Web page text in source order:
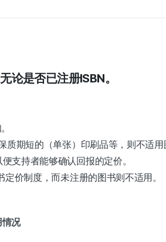
论是否已注册ISBN。
质期短的（单张）印刷品等，则不适
支持者能够确认回报的定价。
价制度，而未注册的图书则不适用。
情况